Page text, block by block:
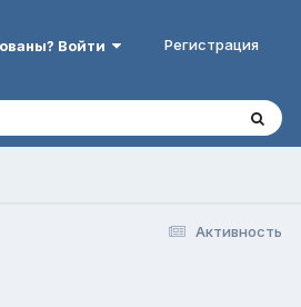
Войти Регистрация
Активность